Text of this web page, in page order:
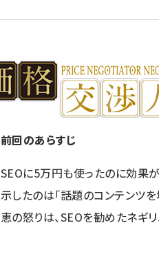
前回のあらすじ
SEOに5万円も使ったのに効果が
示したのは「話題のコンテンツ
恵の怒りは、SEOを勧めたネギ